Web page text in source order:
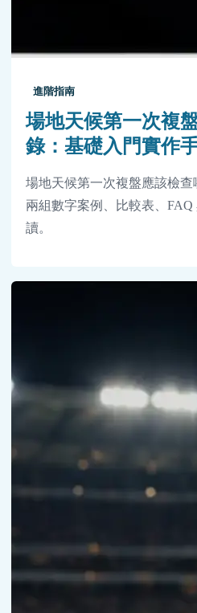
進階指南
場地天候第一次複
錄：基礎入門實作
場地天候第一次複盤應該檢查
兩組數字案例、比較表、FAQ
讀。